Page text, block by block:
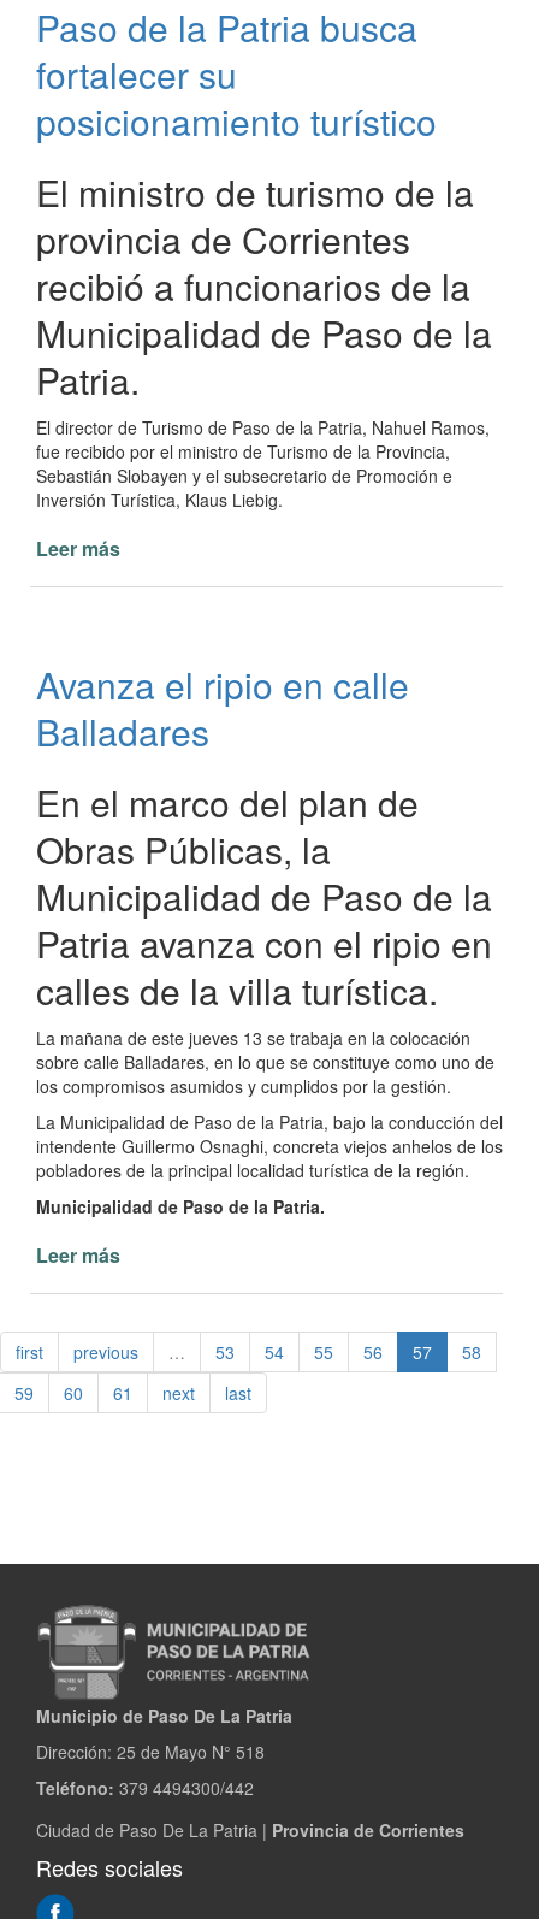
en
todos
los
Paso de la Patria busca
fortalecer su
posicionamiento turístico
El ministro de turismo de la
provincia de Corrientes
recibió a funcionarios de la
Municipalidad de Paso de la
Patria.
El director de Turismo de Paso de la Patria, Nahuel Ramos,
fue recibido por el ministro de Turismo de la Provincia,
Sebastián Slobayen y el subsecretario de Promoción e
Inversión Turística, Klaus Liebig.
Leer más
busca
fortalecer
su
Avanza el ripio en calle
Balladares
En el marco del plan de
Obras Públicas, la
Municipalidad de Paso de la
Patria avanza con el ripio en
calles de la villa turística.
La mañana de este jueves 13 se trabaja en la colocación
sobre calle Balladares, en lo que se constituye como uno de
los compromisos asumidos y cumplidos por la gestión.
La Municipalidad de Paso de la Patria, bajo la conducción del
intendente Guillermo Osnaghi, concreta viejos anhelos de los
pobladores de la principal localidad turística de la región.
Municipalidad de Paso de la Patria.
Leer más
ripio
en
calle
Balladares
first previous … 53 54 55 56 57
58
59
60 61 next last
Municipio de Paso De La Patria
Dirección: 25 de Mayo N° 518
Teléfono: 379 4494300/442
Ciudad de Paso De La Patria | Provincia de Corrientes
Redes sociales